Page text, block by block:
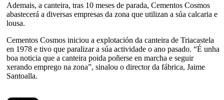
Ademais, a canteira, tras 10 meses de parada, Cementos Cosmos
abastecerá a diversas empresas da zona que utilizan a súa calcaria e
lousa.
Cementos Cosmos iniciou a explotación da canteira de Triacastela
en 1978 e tivo que paralizar a súa actividade o ano pasado. “É unha
boa noticia que a canteira poida poñerse en marcha e seguir
xerando emprego na zona”, sinalou o director da fábrica, Jaime
Santoalla.